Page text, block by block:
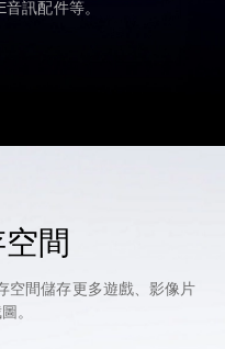
訊配件等。
間
空間儲存更多遊戲、影像片
。